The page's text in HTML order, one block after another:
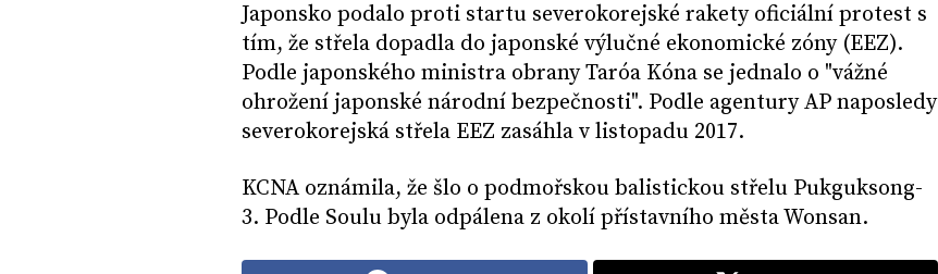
Japonsko podalo proti startu severokorejské rakety oficiální protest s
tím, že střela dopadla do japonské výlučné ekonomické zóny (EEZ).
Podle japonského ministra obrany Taróa Kóna se jednalo o "vážné
ohrožení japonské národní bezpečnosti". Podle agentury AP naposledy
severokorejská střela EEZ zasáhla v listopadu 2017.
KCNA oznámila, že šlo o podmořskou balistickou střelu Pukguksong-
3. Podle Soulu byla odpálena z okolí přístavního města Wonsan.